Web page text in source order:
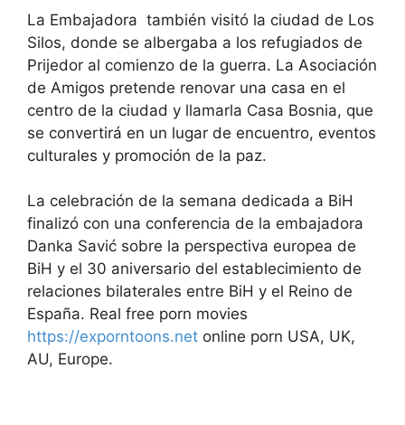
La Embajadora también visitó la ciudad de Los
Silos, donde se albergaba a los refugiados de
Prijedor al comienzo de la guerra. La Asociación
de Amigos pretende renovar una casa en el
centro de la ciudad y llamarla Casa Bosnia, que
se convertirá en un lugar de encuentro, eventos
culturales y promoción de la paz.
La celebración de la semana dedicada a BiH
finalizó con una conferencia de la embajadora
Danka Savić sobre la perspectiva europea de
BiH y el 30 aniversario del establecimiento de
relaciones bilaterales entre BiH y el Reino de
España. Real free porn movies
https://exporntoons.net online porn USA, UK,
AU, Europe.